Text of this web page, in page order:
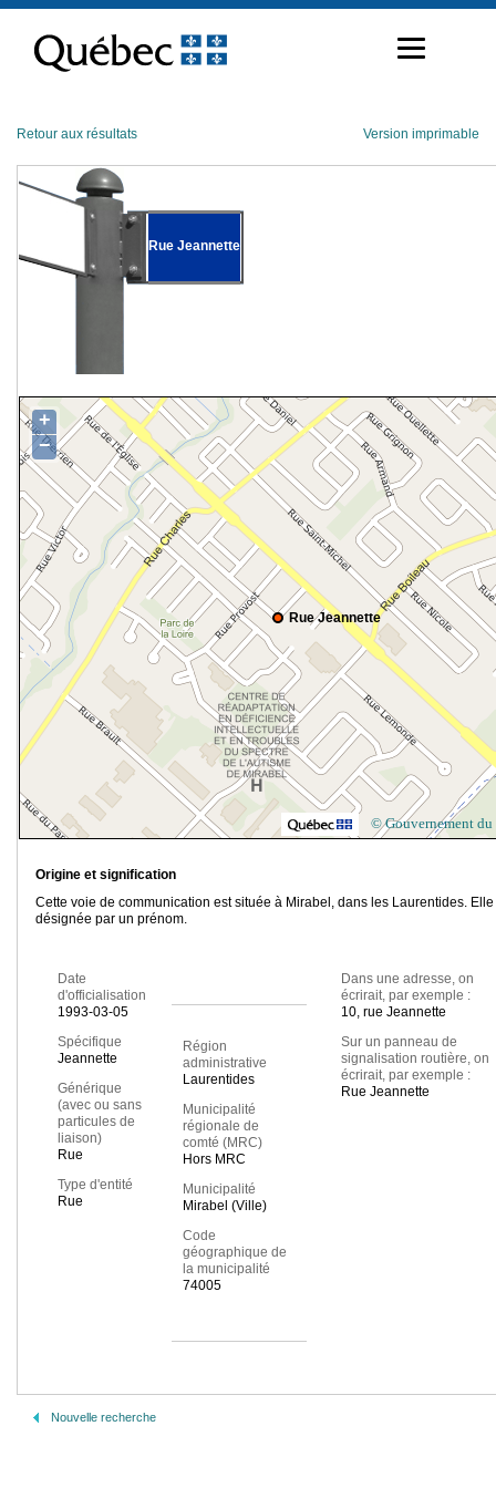
contenu
Retour aux résultats Version imprimable
Rue Jeannette
Rue Jeannette
+
−
© Gouvernement du
Origine et signification
Cette voie de communication est située à Mirabel, dans les Laurentides. Elle
désignée par un prénom.
Date
d'officialisation
1993-03-05
Spécifique
Jeannette
Générique
(avec ou sans
particules de
liaison)
Rue
Type d'entité
Rue
Région
administrative
Laurentides
Municipalité
régionale de
comté (MRC)
Hors MRC
Municipalité
Mirabel (Ville)
Code
géographique de
la municipalité
74005
Dans une adresse, on
écrirait, par exemple :
10, rue Jeannette
Sur un panneau de
signalisation routière, on
écrirait, par exemple :
Rue Jeannette
Nouvelle recherche